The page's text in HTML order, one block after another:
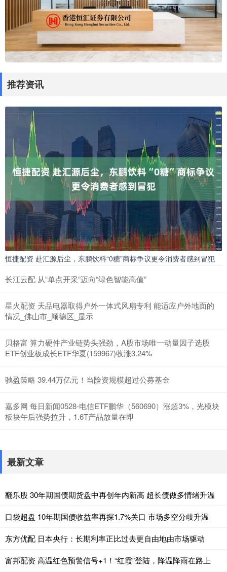
推荐资讯
恒捷配资 赴汇源后尘，东鹏饮料“0糖”商标争议更令消费者感到冒犯
长江云配 从“单点开采”迈向“绿色智能高值”
星火配资 天品电器取得户外一体式风扇专利 能适应户外地面的
情况_佛山市_顺德区_显示
贝格富 算力硬件产业链势头强劲，A股市场唯一动量因子选股
ETF创业板成长ETF华夏(159967)收涨3.24%
驰盈策略 39.44万亿元！当险资规模超过公募基金
嘉多网 每日新闻0528-电信ETF鹏华（560690）涨超3%，光模块
板块午后强势拉升，1.6T产品放量在即
最新文章
翻乐股 30年期国债期货盘中再创年内新高 超长债做多情绪升温
口袋超盘 10年期国债收益率再探1.7%关口 市场多空分歧升温
东方优配 日本央行：长期利率正比过去更自由地由市场驱动
富邦配资 高温红色预警信号+1！“红霞”登陆，降温降雨在路上